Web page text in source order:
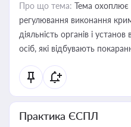
Про що тема: Тема охоплює
регулювання виконання
діяльність органів і
осіб, які відбувають
Практика ЄСПЛ